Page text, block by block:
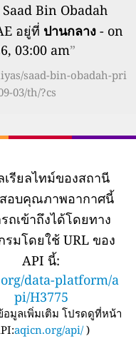
Bin Obadah
อยู่ที่ ปานกลาง - on
03:00 am”
saad-bin-obadah-pri
03/th/?cs
รียลไทม์ของสถานี
อบคุณภาพอากาศนี้
ถเข้าถึงได้โดยทาง
รมโดยใช้ URL ของ
API นี้:
data-platform/a
pi/H3775
มูลเพิ่มเติม โปรดดูที่หน้า
aqicn.org/api/ )